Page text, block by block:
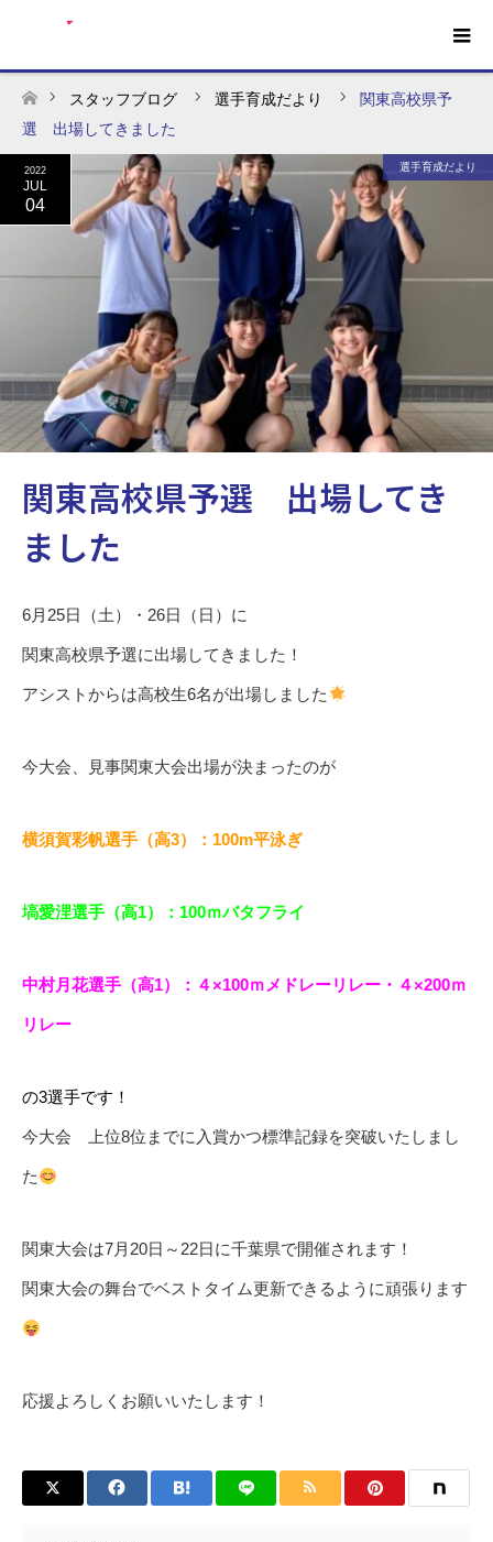
ホーム
スタッフブログ 選手育成だより
関東高校県予
選 出場してきました
2022
JUL
04
選手育成だより
関東高校県予選 出場してき
ました
6月25日（土）・26日（日）に
関東高校県予選に出場してきました！
アシストからは高校生6名が出場しました
今大会、見事関東大会出場が決まったのが
横須賀彩帆選手（高3）：100m平泳ぎ
塙愛浬選手（高1）：100ｍバタフライ
中村月花選手（高1）：４×100ｍメドレーリレー・４×200ｍ
リレー
の3選手です！
今大会 上位8位までに入賞かつ標準記録を突破いたしまし
た
関東大会は7月20日～22日に千葉県で開催されます！
関東大会の舞台でベストタイム更新できるように頑張ります
応援よろしくお願いいたします！